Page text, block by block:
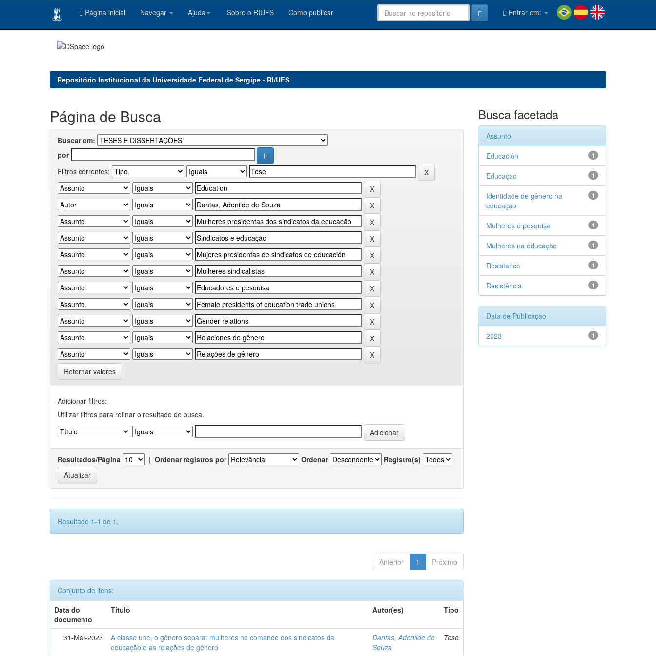
Página inicial Navegar Ajuda Sobre o RIUFS Como publicar Entrar em:
Repositório Institucional da Universidade Federal de Sergipe - RI/UFS
Página de Busca
Buscar em:
por
Filtros correntes:
Retornar valores
Adicionar filtros:
Utilizar filtros para refinar o resultado de busca.
Resultados/Página | Ordenar registros por Ordenar Registro(s)
Resultado 1-1 de 1.
Anterior 1 Próximo
Conjunto de itens:
Data do
documento
Título Autor(es) Tipo
31-Mai-2023
A classe une, o gênero separa: mulheres no comando dos sindicatos da
educação e as relações de gênero
Dantas, Adenilde de
Souza
Tese
Busca facetada
Assunto
1
Educación
1
Educação
1
Identidade de gênero na
educação
1
Mulheres e pesquisa
1
Mulheres na educação
1
Resistance
1
Resistência
Data de Publicação
1
2023